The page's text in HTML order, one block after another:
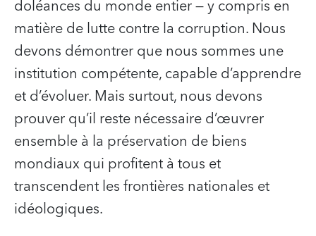
doléances du monde entier — y compris en
matière de lutte contre la corruption. Nous
devons démontrer que nous sommes une
institution compétente, capable d’apprendre
et d’évoluer. Mais surtout, nous devons
prouver qu’il reste nécessaire d’œuvrer
ensemble à la préservation de biens
mondiaux qui profitent à tous et
transcendent les frontières nationales et
idéologiques.